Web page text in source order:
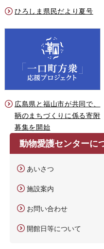
ひろしま県民だより夏号
広島県と福山市が共同で、
鞆のまちづくりに係る寄附
募集を開始
動物愛護センターに
あいさつ
施設案内
お問い合わせ
開館日等について